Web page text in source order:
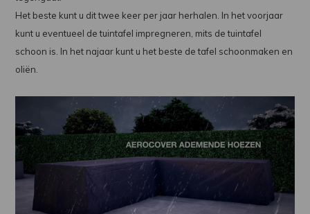
Het beste kunt u dit twee keer per jaar herhalen. In het voorjaar
kunt u eventueel de tuintafel impregneren, mits de tuintafel
schoon is. In het najaar kunt u het beste de tafel schoonmaken en
oliën.